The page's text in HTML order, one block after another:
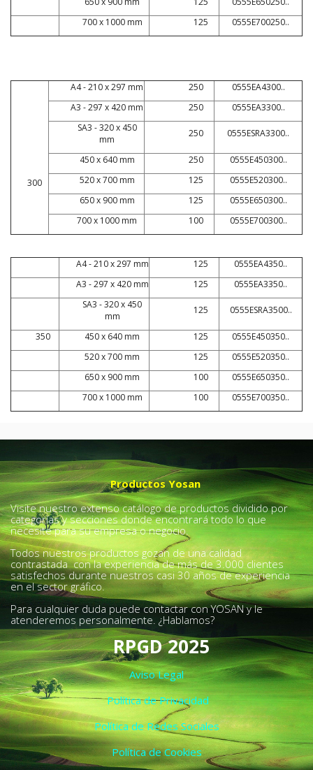
700 x 1000 mm
125 0555E700250..
300
A4 - 210 x 297 mm 250
0555EA4300..
A3 - 297 x 420 mm
250
0555EA3300..
SA3 - 320 x 450
mm
250 0555ESRA3300..
450 x 640 mm 250
0555E450300..
520 x 700 mm
125
0555E520300..
650 x 900 mm
125
0555E650300..
700 x 1000 mm
100 0555E700300..
A4 - 210 x 297 mm 125
0555EA4350..
A3 - 297 x 420 mm
125
0555EA3350..
SA3 - 320 x 450
mm
125 0555ESRA3500..
350 450 x 640 mm 125
0555E450350..
520 x 700 mm
125
0555E520350..
650 x 900 mm
100
0555E650350..
700 x 1000 mm
100 0555E700350..
Productos Yosan
Visite nuestro extenso catálogo de productos dividido por
categorías y secciones donde encontrará todo lo que
necesite para su empresa o negocio.
Todos nuestros productos gozan de una calidad
contrastada con la experiencia de más de 3.000 clientes
satisfechos durante nuestros casi 30 años de experiencia
en el sector gráfico.
Para cualquier duda puede contactar con YOSAN y le
atenderemos personalmente. ¿Hablamos?
RPGD 2025
Aviso Legal
Política de Privacidad
Política de Redes Sociales
Política de Cookies